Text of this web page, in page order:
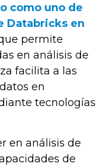
como uno de
Databricks en
permite
en análisis de
facilita a las
en
tecnologías
en análisis de
de